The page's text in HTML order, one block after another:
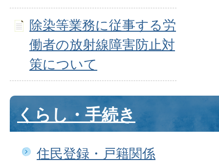
除染等業務に従事する労
働者の放射線障害防止対
策について
くらし・手続き
住民登録・戸籍関係